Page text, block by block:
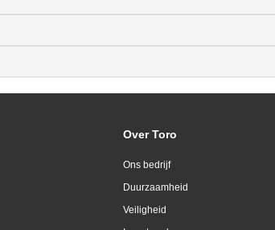
Over Toro
Ons bedrijf
Duurzaamheid
Veiligheid